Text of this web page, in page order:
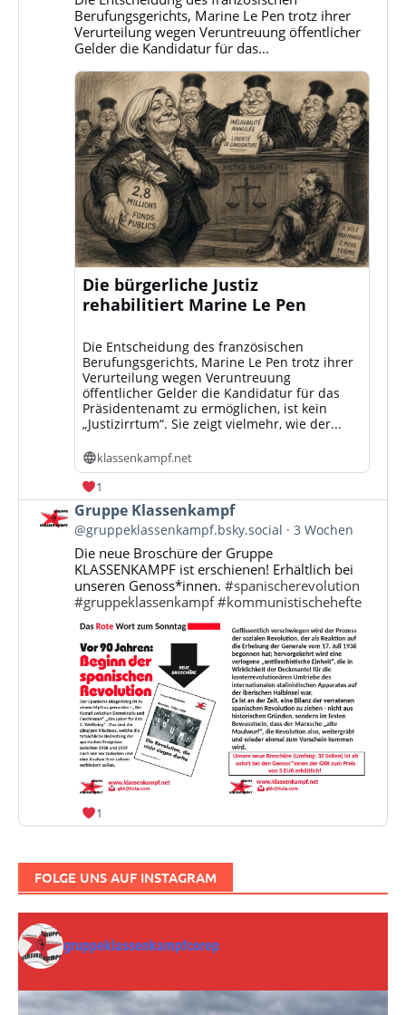
ansehenBerufungsgerichts, Marine Le Pen trotz ihrer
Verurteilung wegen Veruntreuung öffentlicher
Gelder die Kandidatur für das...
Die bürgerliche Justiz
rehabilitiert Marine Le Pen
Die Entscheidung des französischen
Berufungsgerichts, Marine Le Pen trotz ihrer
Verurteilung wegen Veruntreuung
öffentlicher Gelder die Kandidatur für das
Präsidentenamt zu ermöglichen, ist kein
„Justizirrtum“. Sie zeigt vielmehr, wie der...
klassenkampf.net
1
Beitrag
von
Gruppe
Klassenkampf
Bluesky
ansehen
Gruppe Klassenkampf
@gruppeklassenkampf.bsky.social 3 Wochen
Die neue Broschüre der Gruppe
KLASSENKAMPF ist erschienen! Erhältlich bei
unseren Genoss*innen.#spanischerevolution
#gruppeklassenkampf #kommunistischehefte
1
FOLGE UNS AUF INSTAGRAM
gruppeklassenkampfcorep